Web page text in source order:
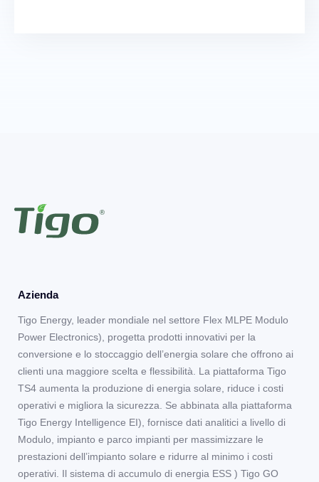
Azienda
Tigo Energy, leader mondiale nel settore Flex MLPE Modulo
Power Electronics), progetta prodotti innovativi per la
conversione e lo stoccaggio dell’energia solare che offrono ai
clienti una maggiore scelta e flessibilità. La piattaforma Tigo
TS4 aumenta la produzione di energia solare, riduce i costi
operativi e migliora la sicurezza. Se abbinata alla piattaforma
Tigo Energy Intelligence EI), fornisce dati analitici a livello di
Modulo, impianto e parco impianti per massimizzare le
prestazioni dell’impianto solare e ridurre al minimo i costi
operativi. Il sistema di accumulo di energia ESS ) Tigo GO